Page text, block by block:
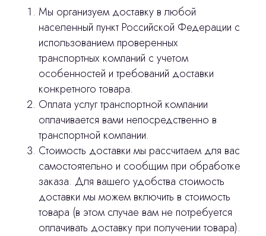
Мы организуем доставку в любой
населенный пункт Российской Федерации с
использованием проверенных
транспортных компаний с учетом
особенностей и требований доставки
конкретного товара.
Оплата услуг транспортной компании
оплачивается вами непосредственно в
транспортной компании.
Стоимость доставки мы рассчитаем для вас
самостоятельно и сообщим при обработке
заказа. Для вашего удобства стоимость
доставки мы можем включить в стоимость
товара (в этом случае вам не потребуется
оплачивать доставку при получении товара).
Остались вопросы
оставьте контакты, мы свяжемся и
ответим на все вопросы
© 2024 ЛС Дентал Групп
Главная
Оплата и доставка